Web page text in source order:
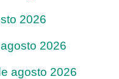
2026
2026
agosto 2026